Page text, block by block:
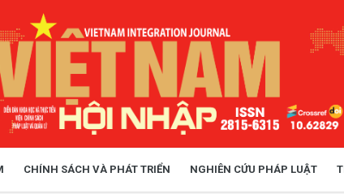
CHÍNH SÁCH VÀ PHÁT TRIỂN NGHIÊN CỨU PHÁP LUẬT